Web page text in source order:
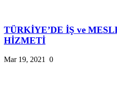
TÜRKİYE’DE İŞ ve
HİZMETİ
Mar 19, 2021 0